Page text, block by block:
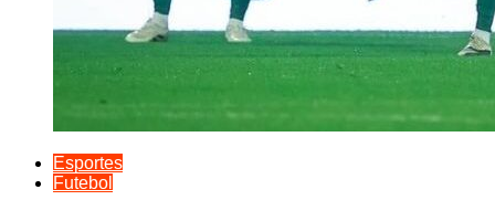
Esportes
Futebol